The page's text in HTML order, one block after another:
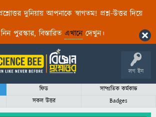
দুনিয়ায় আপনাকে স্বাগতম! প্রশ্ন-উত্তর দিয়ে
পুরস্কার, বিস্তারিত এখানেদেখুন।
লগ ইন
ফিড
সাম্প্রতিক কর্মকান্ড
সকল উত্তর Badges